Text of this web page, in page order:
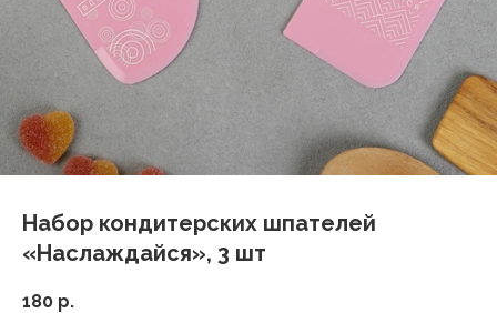
Набор кондитерских шпателей
«Наслаждайся», 3 шт
180 р.